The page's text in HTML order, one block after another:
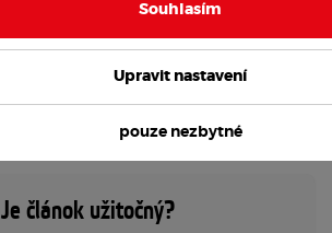
Je článok užitočný?
Souhlasím
Upravit nastavení
pouze nezbytné